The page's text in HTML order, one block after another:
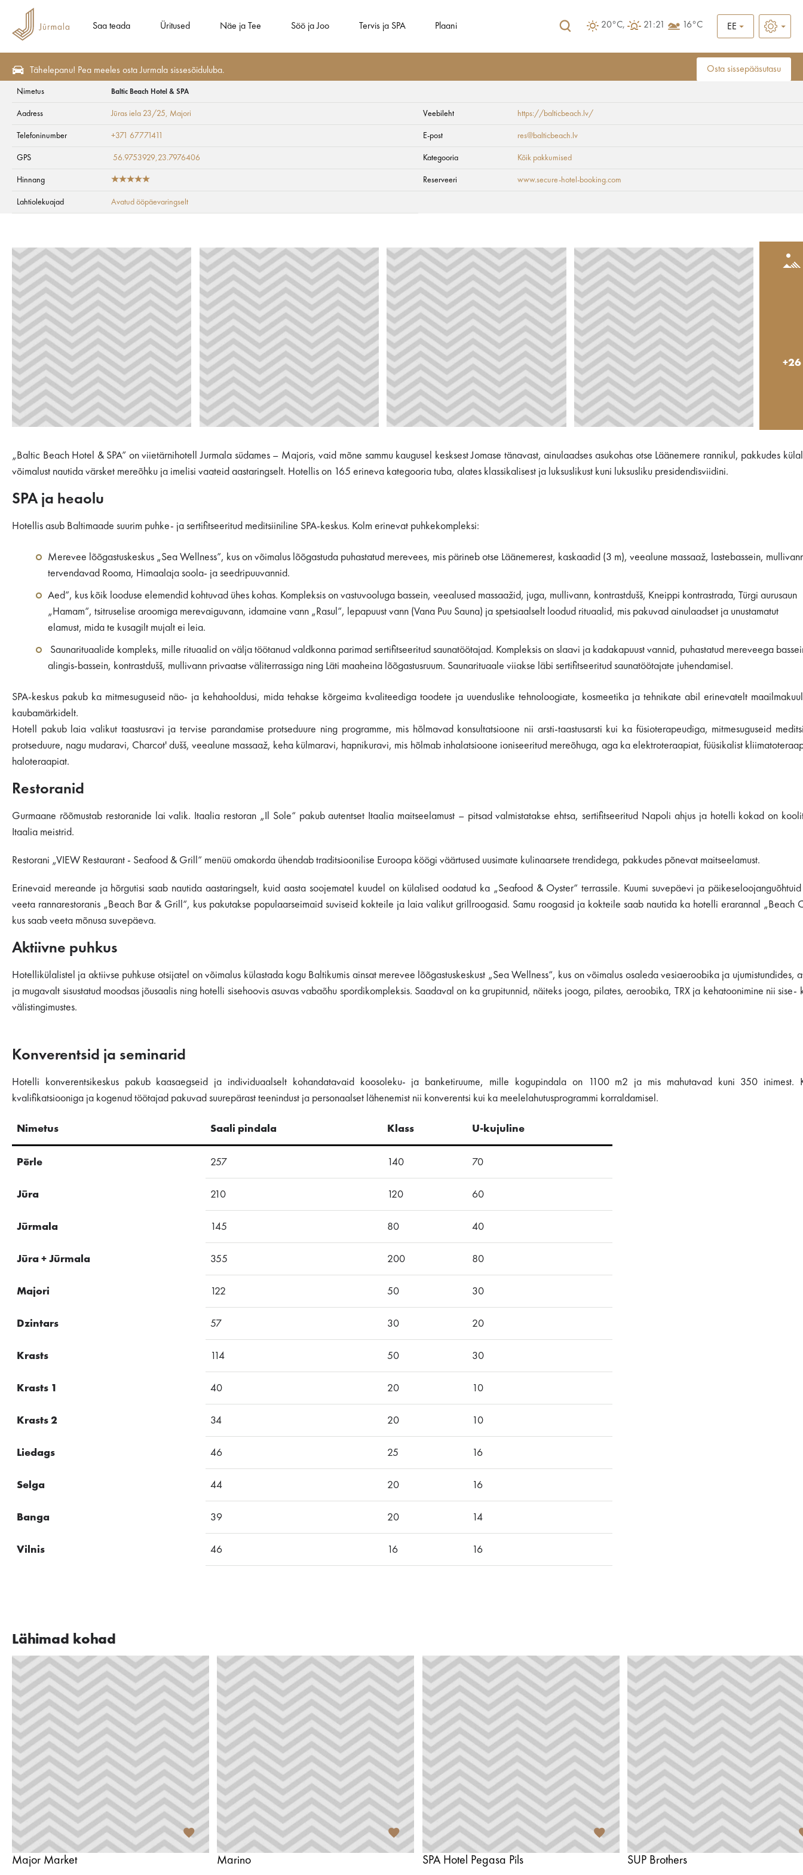
Saa teada Üritused Näe ja Tee Söö ja Joo Tervis ja SPA Plaani 20°C, 21:21 16°C EE
Tähelepanu! Pea meeles osta Jurmala sissesõiduluba. Osta sissepääsutasu
Baltic Beach Hotel & SPA
Nimetus Baltic Beach Hotel & SPA
Aadress Jūras iela 23/25, Majori Veebileht https://balticbeach.lv/
Telefoninumber +371 67771411 E-post res@balticbeach.lv
GPS 56.9753929,23.7976406 Kategooria Kõik pakkumised
Hinnang Reserveeri www.secure-hotel-booking.com
Lahtiolekuajad Avatud ööpäevaringselt
+26
„Baltic Beach Hotel & SPA” on viietärnihotell Jurmala südames – Majoris, vaid mõne sammu kaugusel kesksest Jomase tänavast, ainulaadses asukohas otse Läänemere rannikul, pakkudes
võimalust nautida värsket mereõhku ja imelisi vaateid aastaringselt. Hotellis on 165 erineva kategooria tuba, alates klassikalisest ja luksuslikust kuni luksusliku presidendisviidini.
SPA ja heaolu
Hotellis asub Baltimaade suurim puhke- ja sertifitseeritud meditsiiniline SPA-keskus. Kolm erinevat puhkekompleksi:
Merevee lõõgastuskeskus „Sea Wellness”, kus on võimalus lõõgastuda puhastatud merevees, mis pärineb otse Läänemerest, kaskaadid (3 m), veealune massaaž, lastebassein,
tervendavad Rooma, Himaalaja soola- ja seedripuuvannid.
Aed”, kus kõik looduse elemendid kohtuvad ühes kohas. Kompleksis on vastuvooluga bassein, veealused massaažid, juga, mullivann, kontrastdušš, Kneippi kontrastrada, Türgi aurusaun
„Hamam“, tsitruselise aroomiga merevaiguvann, idamaine vann „Rasul“, lepapuust vann (Vana Puu Sauna) ja spetsiaalselt loodud rituaalid, mis pakuvad ainulaadset ja unustamatut
elamust, mida te kusagilt mujalt ei leia.
Saunarituaalide kompleks, mille rituaalid on välja töötanud valdkonna parimad sertifitseeritud saunatöötajad. Kompleksis on slaavi ja kadakapuust vannid, puhastatud mereveega
alingis-bassein, kontrastdušš, mullivann privaatse väliterrassiga ning Läti maaheina lõõgastusruum. Saunarituaale viiakse läbi sertifitseeritud saunatöötajate juhendamisel.
SPA-keskus pakub ka mitmesuguseid näo- ja kehahooldusi, mida tehakse kõrgeima kvaliteediga toodete ja uuenduslike tehnoloogiate, kosmeetika ja tehnikate abil erinevatelt
kaubamärkidelt.
Hotell pakub laia valikut taastusravi ja tervise parandamise protseduure ning programme, mis hõlmavad konsultatsioone nii arsti-taastusarsti kui ka füsioterapeudiga, mitmesuguseid
protseduure, nagu mudaravi, Charcot' dušš, veealune massaaž, keha külmaravi, hapnikuravi, mis hõlmab inhalatsioone ioniseeritud mereõhuga, aga ka elektroteraapiat, füüsikalist
haloteraapiat.
Restoranid
Gurmaane rõõmustab restoranide lai valik. Itaalia restoran „Il Sole“ pakub autentset Itaalia maitseelamust – pitsad valmistatakse ehtsa, sertifitseeritud Napoli ahjus ja hotelli kokad on
Itaalia meistrid.
Restorani „VIEW Restaurant - Seafood & Grill“ menüü omakorda ühendab traditsioonilise Euroopa köögi väärtused uusimate kulinaarsete trendidega, pakkudes põnevat maitseelamust.
Erinevaid mereande ja hõrgutisi saab nautida aastaringselt, kuid aasta soojematel kuudel on külalised oodatud ka „Seafood & Oyster“ terrassile. Kuumi suvepäevi ja
veeta rannarestoranis „Beach Bar & Grill“, kus pakutakse populaarseimaid suviseid kokteile ja laia valikut grillroogasid. Samu roogasid ja kokteile saab nautida ka hotelli erarannal „Beach
kus saab veeta mõnusa suvepäeva.
Aktiivne puhkus
Hotellikülalistel ja aktiivse puhkuse otsijatel on võimalus külastada kogu Baltikumis ainsat merevee lõõgastuskeskust „Sea Wellness“, kus on võimalus osaleda vesiaeroobika ja ujumistundides,
ja mugavalt sisustatud moodsas jõusaalis ning hotelli sisehoovis asuvas vabaõhu spordikompleksis. Saadaval on ka grupitunnid, näiteks jooga, pilates, aeroobika, TRX ja kehatoonimine nii sise-
välistingimustes.
Konverentsid ja seminarid
Hotelli konverentsikeskus pakub kaasaegseid ja individuaalselt kohandatavaid koosoleku- ja banketiruume, mille kogupindala on 1100 m2 ja mis mahutavad kuni 350 inimest.
kvalifikatsiooniga ja kogenud töötajad pakuvad suurepärast teenindust ja personaalset lähenemist nii konverentsi kui ka meelelahutusprogrammi korraldamisel.
Nimetus Saali pindala Klass U-kujuline
Pērle 257 140 70
Jūra 210 120 60
Jūrmala 145 80 40
Jūra + Jūrmala 355 200 80
Majori 122 50 30
Dzintars 57 30 20
Krasts 114 50 30
Krasts 1 40 20 10
Krasts 2 34 20 10
Liedags 46 25 16
Selga 44 20 16
Banga 39 20 14
Vilnis 46 16 16
Lähimad kohad
Major Market Marino SPA Hotel Pegasa Pils SUP Brothers